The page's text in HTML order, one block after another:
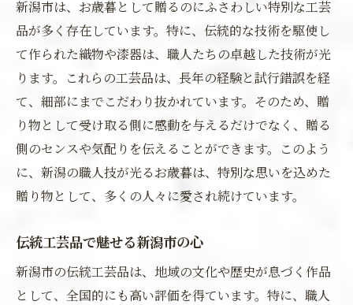
新潟市は、お歳暮として贈るのにふさわしい特別な工芸
品が多く存在しています。特に、伝統的な技術を駆使し
て作られた織物や漆器は、職人たちの卓越した技術が光
ります。これらの工芸品は、長年の経験と試行錯誤を経
て、細部にまでこだわり抜かれています。そのため、贈
り物として受け取る側に感動を与えるだけでなく、贈る
側のセンスや気配りを伝えることができます。このよう
に、新潟の職人技が光るお歳暮は、特別な思いを込めた
贈り物として、多くの人々に愛され続けています。
伝統工芸品で魅せる新潟市の心
新潟市の伝統工芸品は、地域の文化や歴史が息づく作品
として、全国的にも高い評価を得ています。特に、職人